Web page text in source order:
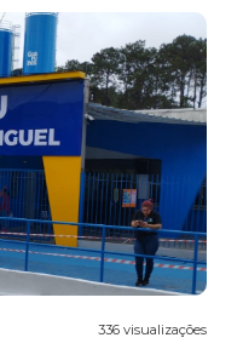
336 visualizações